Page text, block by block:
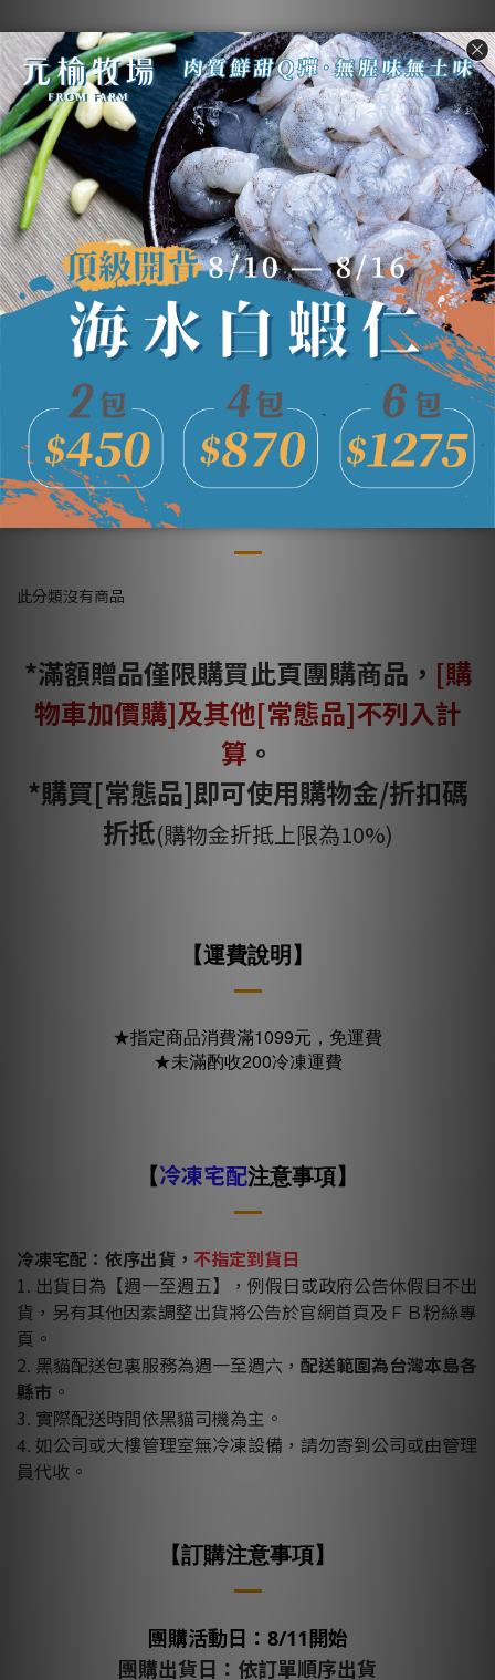
舒肥嫩雞胸任選6包$594、任選10包
$880
此分類沒有商品
粉絲限定，人氣選品
人氣選品
此分類沒有商品
日式居酒屋燒鳥組
此分類沒有商品
*滿額贈品僅限購買此頁團購商品， [購
物車加價購]及其他[常態品]不列入計
算 。
*購買[常態品]即可使用購物金/折扣碼
折抵(購物金折抵上限為10%)
【運費說明】
★指定商品消費滿1099元，免運費
★未滿酌收200冷凍運費
【冷凍宅配注意事項】
冷凍宅配：依序出貨， 不指定到貨日
1. 出貨日為【週一至週五】，例假日或政府公告休假日不出
貨，另有其他因素調整出貨將公告於官網首頁及ＦＢ粉絲專
頁。
2. 黑貓配送包裏服務為週一至週六， 配送範圍為台灣本島各
縣市 。
3. 實際配送時間依黑貓司機為主。
4. 如公司或大樓管理室無冷凍設備，請勿寄到公司或由管理
員代收。
【訂購注意事項】
團購活動日：8/11開始
團購出貨日：依訂單順序出貨